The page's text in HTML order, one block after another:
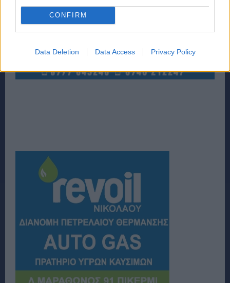
CONFIRM
Data Deletion Data Access Privacy Policy